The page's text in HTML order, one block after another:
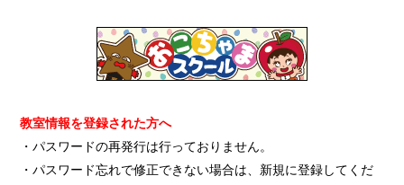
教室情報を登録された方へ
・パスワードの再発行は行っておりません。
・パスワード忘れで修正できない場合は、新規に登録してくだ